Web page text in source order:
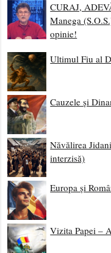
CURAJ,
Manega
opinie!
Ultimul Fiu al
Cauzele și
Năvălirea
interzisă)
Europa și
Vizita Papei –